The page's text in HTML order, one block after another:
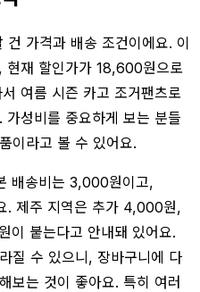
가격과 배송 조건이에요. 이
재 할인가가 18,600원으로
여름 시즌 카고 조거팬츠로
성비를 중요하게 보는 분들
이라고 볼 수 있어요.
배송비는 3,000원이고,
. 제주 지역은 추가 4,000원,
이 붙는다고 안내돼 있어요.
질 수 있으니, 장바구니에 다
보는 것이 좋아요. 특히 여러